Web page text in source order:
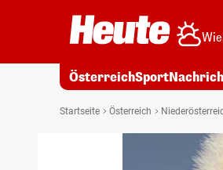
ÖsterreichSport
Startseite Österreich